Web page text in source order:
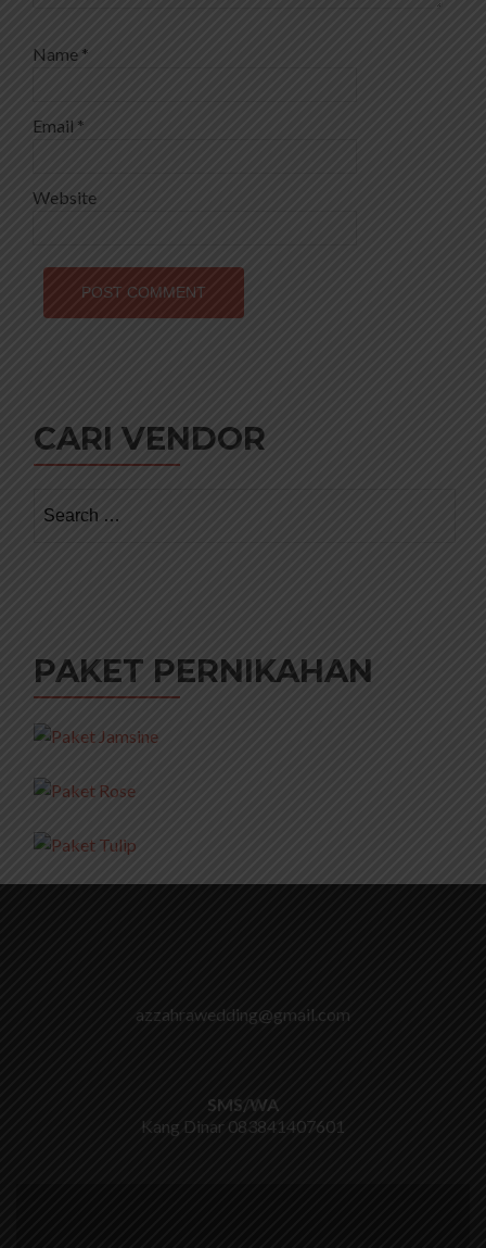
Name *
Email *
Website
CARI VENDOR
for:
PAKET PERNIKAHAN
azzahrawedding@gmail.com
SMS/WA
Kang Dinar 083841407601